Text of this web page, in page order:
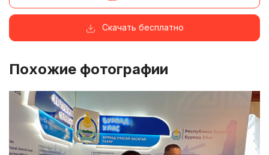
Скачать бесплатно
Похожие фотографии